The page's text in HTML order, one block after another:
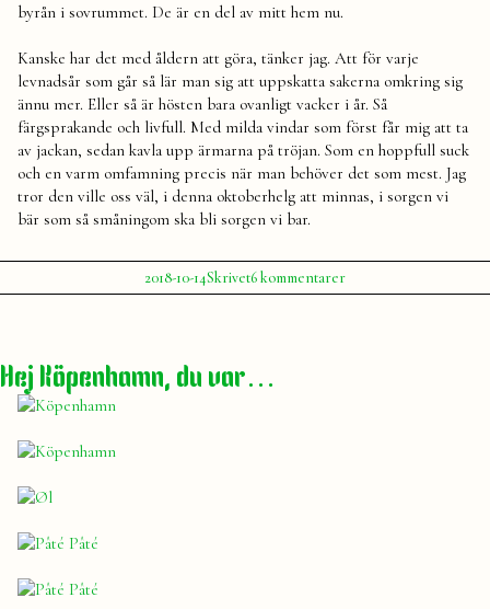
byrån i sovrummet. De är en del av mitt hem nu.
Kanske har det med åldern att göra, tänker jag. Att för varje
levnadsår som går så lär man sig att uppskatta sakerna omkring sig
ännu mer. Eller så är hösten bara ovanligt vacker i år. Så
färgsprakande och livfull. Med milda vindar som först får mig att ta
av jackan, sedan kavla upp ärmarna på tröjan. Som en hoppfull suck
och en varm omfamning precis när man behöver det som mest. Jag
tror den ville oss väl, i denna oktoberhelg att minnas, i sorgen vi
bär som så småningom ska bli sorgen vi bar.
Publicerat
av
Julia
2018-10-14Publicerat
i
Skrivet6 kommentarertill
Helgen
Hej Köpenhamn, du var…